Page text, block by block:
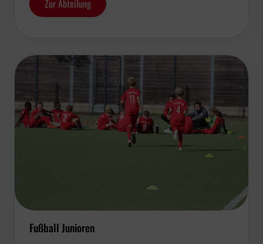
Zur Abteilung
Fußball Junioren